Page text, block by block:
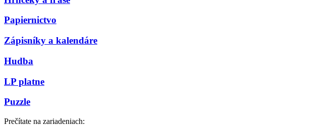
Papiernictvo
Zápisníky a kalendáre
Hudba
LP platne
Puzzle
Prečítate na zariadeniach: